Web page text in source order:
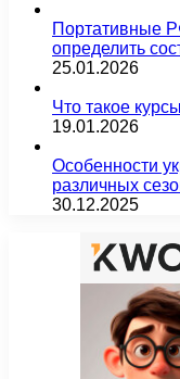
Портативные
определить
25.01.2026
Что такое
19.01.2026
Особенности
различных
30.12.2025